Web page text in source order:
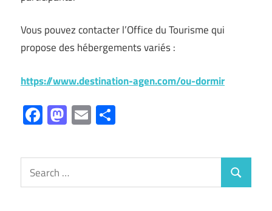
Vous pouvez contacter l’Office du Tourisme qui
propose des hébergements variés :
https://www.destination-agen.com/ou-dormir
Facebook
Mastodon
Email
Search
for:
Search